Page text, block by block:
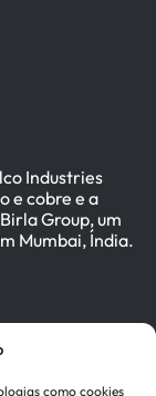
como cookies
Industries
e cobre e a
Group, um
Mumbai, Índia.